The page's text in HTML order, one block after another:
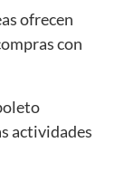
ofrecen
con
actividades